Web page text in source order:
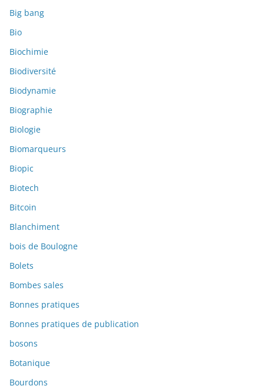
Big bang
Bio
Biochimie
Biodiversité
Biodynamie
Biographie
Biologie
Biomarqueurs
Biopic
Biotech
Bitcoin
Blanchiment
bois de Boulogne
Bolets
Bombes sales
Bonnes pratiques
Bonnes pratiques de publication
bosons
Botanique
Bourdons